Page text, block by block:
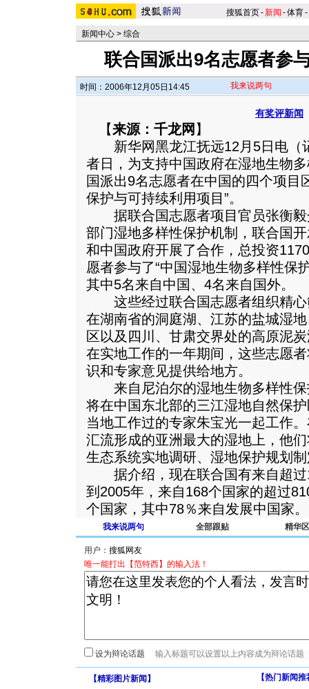
搜狐首页-新闻 -体育-
新闻中心 > 综合
联合国派出9名志愿者参
时间：2006年12月05日14:45 我来说两句
有奖评新闻
【来源：千龙网 】
新华网黑龙江抚远12月5日电（
者日，为支持中国政府在湿地生物
国派出9名志愿者在中国的四个项目
保护与可持续利用项目”。
据联合国志愿者项目官员张衡毅
部门湿地多样性保护机制，联合国
和中国政府开展了合作，总投资
愿者参与了“中国湿地生物多样性保
其中5名来自中国、4名来自国外。
这些经过联合国志愿者组织精心
在湖南省的洞庭湖、江苏的盐城湿
区以及四川、甘肃交界处的高原泥
在实地工作的一年期间，这些志愿
识和专家意见提供给地方。
来自尼泊尔的湿地生物多样性保
将在中国东北部的三江湿地自然保
当地工作过的专家朱宝光一起工作
汇流形成的亚洲最大的湿地上，他
生态系统实地调研、湿地保护规划
据介绍，现在联合国有来自超过
到2005年，来自168个国家的超过
个国家，其中78％来自发展中国家。
我来说两句 全部跟贴 精华区
用户：
唯一能打出【范特西】的输入法！
设为辩论话题
【精彩图片新闻 】 【热门新闻